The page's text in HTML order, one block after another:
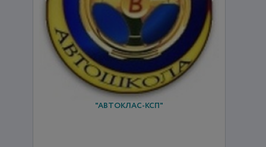
"АВТОКЛАС-КСП"